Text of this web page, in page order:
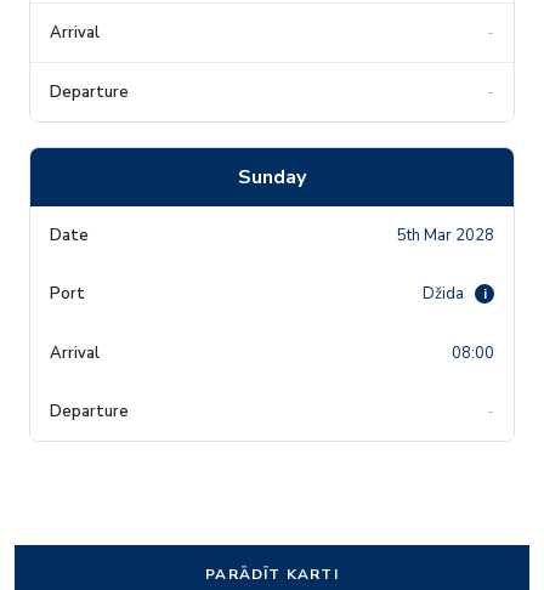
-
-
Sunday
5th Mar 2028
Džida i
08:00
-
PARĀDĪT KARTI